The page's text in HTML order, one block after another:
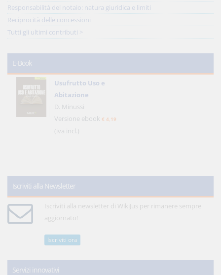
Responsabilità del notaio: natura giuridica e limiti
Reciprocità delle concessioni
Tutti gli ultimi contributi >
E-Book
Usufrutto Uso e
Abitazione
D. Minussi
Versione ebook € 4,19
(iva incl.)
Iscriviti alla Newsletter
Iscriviti alla newsletter di WikiJus per rimanere sempre
aggiornato!
Iscriviti ora
Servizi innovativi